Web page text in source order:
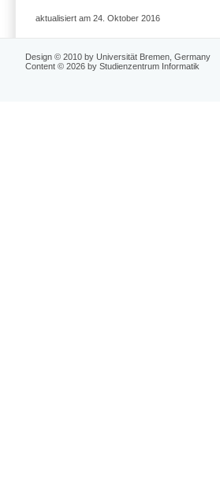
aktualisiert am 24. Oktober 2016
Design © 2010 by Universität Bremen, Germany
Content © 2026 by Studienzentrum Informatik